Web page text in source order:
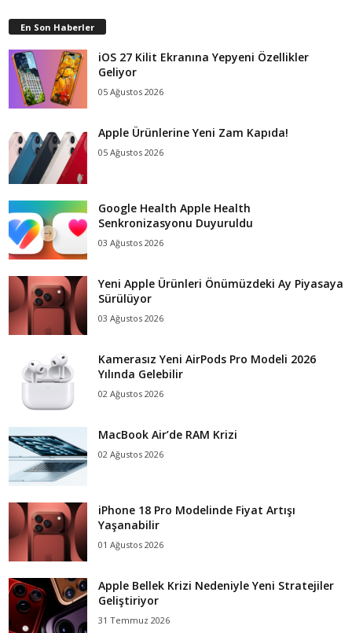
En Son Haberler
iOS 27 Kilit Ekranına Yepyeni Özellikler
Geliyor
05 Ağustos 2026
Apple Ürünlerine Yeni Zam Kapıda!
05 Ağustos 2026
Google Health Apple Health
Senkronizasyonu Duyuruldu
03 Ağustos 2026
Yeni Apple Ürünleri Önümüzdeki Ay Piyasaya
Sürülüyor
03 Ağustos 2026
Kamerasız Yeni AirPods Pro Modeli 2026
Yılında Gelebilir
02 Ağustos 2026
MacBook Air’de RAM Krizi
02 Ağustos 2026
iPhone 18 Pro Modelinde Fiyat Artışı
Yaşanabilir
01 Ağustos 2026
Apple Bellek Krizi Nedeniyle Yeni Stratejiler
Geliştiriyor
31 Temmuz 2026